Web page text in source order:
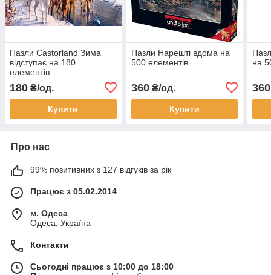
Пазли Castorland Зима
відступає на 180
елементів
180 ₴/од.
Купити
Пазли Нарешті вдома на
500 елементів
360₴/од.
Купити
на
360
Про нас
99% позитивних з 127 відгуків за рік
Працює з 05.02.2014
м. Одеса
Одеса, Україна
Контакти
Сьогодні працює з 10:00 до 18:00